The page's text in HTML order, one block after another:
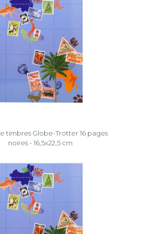
timbres Globe-Trotter 16 pages
noires - 16,5x22,5 cm